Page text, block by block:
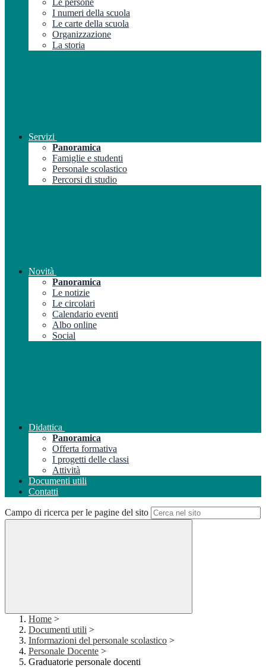
Le persone
I numeri della scuola
Le carte della scuola
Organizzazione
La storia
Servizi
Panoramica
Famiglie e studenti
Personale scolastico
Percorsi di studio
Novità
Panoramica
Le notizie
Le circolari
Calendario eventi
Albo online
Social
Didattica
Panoramica
Offerta formativa
I progetti delle classi
Attività
Documenti utili
Contatti
Campo di ricerca per le pagine del sito
Home >
Documenti utili >
Informazioni del personale scolastico >
Personale Docente >
Graduatorie personale docenti